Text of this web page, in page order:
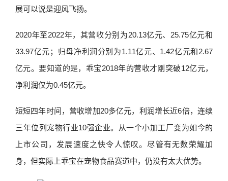
展可以说是迎风飞扬。
2020年至2022年，其营收分别为20.13亿元、25.75亿元和
33.97亿元；归母净利润分别为1.11亿元、1.42亿元和2.67
亿元。要知道的是，乖宝2018年的营收才刚突破12亿元，
净利润仅为0.45亿元。
短短四年时间，营收增加20多亿元，利润增长近6倍，连续
三年位列宠物行业10强企业。从一个小加工厂变为如今的
上市公司，发展速度之快令人惊叹。尽管有无数荣耀加
身，但实际上乖宝在宠物食品赛道中，仍没有太大优势。